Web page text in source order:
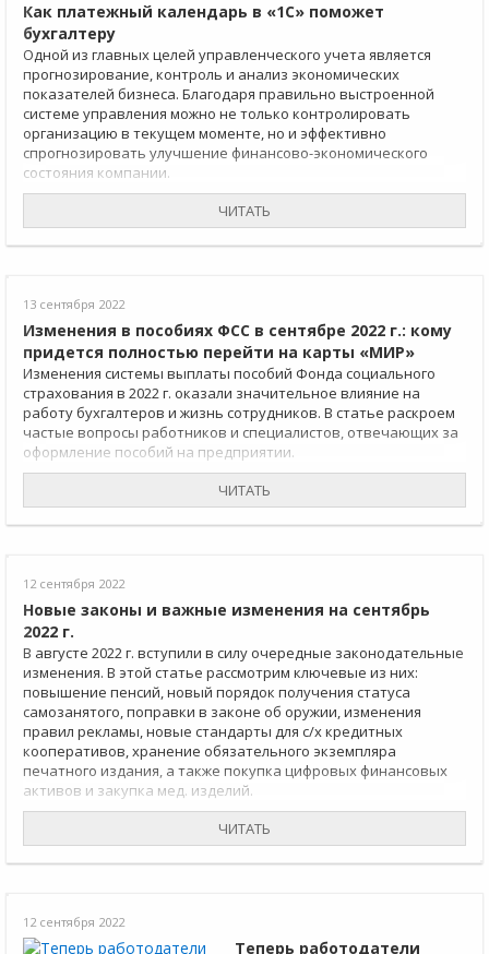
Как платежный календарь в «1С» поможет
бухгалтеру
Одной из главных целей управленческого учета является
прогнозирование, контроль и анализ экономических
показателей бизнеса. Благодаря правильно выстроенной
системе управления можно не только контролировать
организацию в текущем моменте, но и эффективно
спрогнозировать улучшение финансово-экономического
состояния компании.
ЧИТАТЬ
13 сентября 2022
Изменения в пособиях ФСС в сентябре 2022 г.: кому
придется полностью перейти на карты «МИР»
Изменения системы выплаты пособий Фонда социального
страхования в 2022 г. оказали значительное влияние на
работу бухгалтеров и жизнь сотрудников. В статье раскроем
частые вопросы работников и специалистов, отвечающих за
оформление пособий на предприятии.
ЧИТАТЬ
12 сентября 2022
Новые законы и важные изменения на сентябрь
2022 г.
В августе 2022 г. вступили в силу очередные законодательные
изменения. В этой статье рассмотрим ключевые из них:
повышение пенсий, новый порядок получения статуса
самозанятого, поправки в законе об оружии, изменения
правил рекламы, новые стандарты для с/х кредитных
кооперативов, хранение обязательного экземпляра
печатного издания, а также покупка цифровых финансовых
активов и закупка мед. изделий.
ЧИТАТЬ
12 сентября 2022
Теперь работодатели